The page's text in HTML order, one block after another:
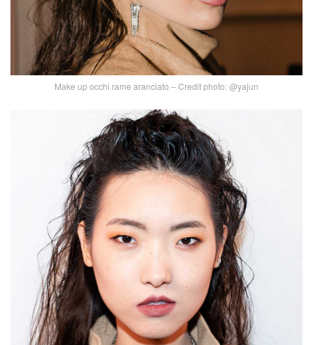
Make up occhi rame aranciato – Credit photo: @yajun